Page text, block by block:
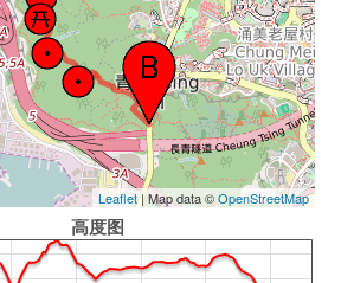
Leaflet| Map data ©OpenStreetMap